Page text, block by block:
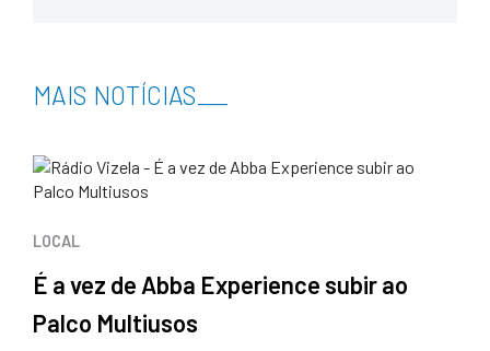
MAIS NOTÍCIAS
LOCAL
É a vez de Abba Experience subir ao
Palco Multiusos